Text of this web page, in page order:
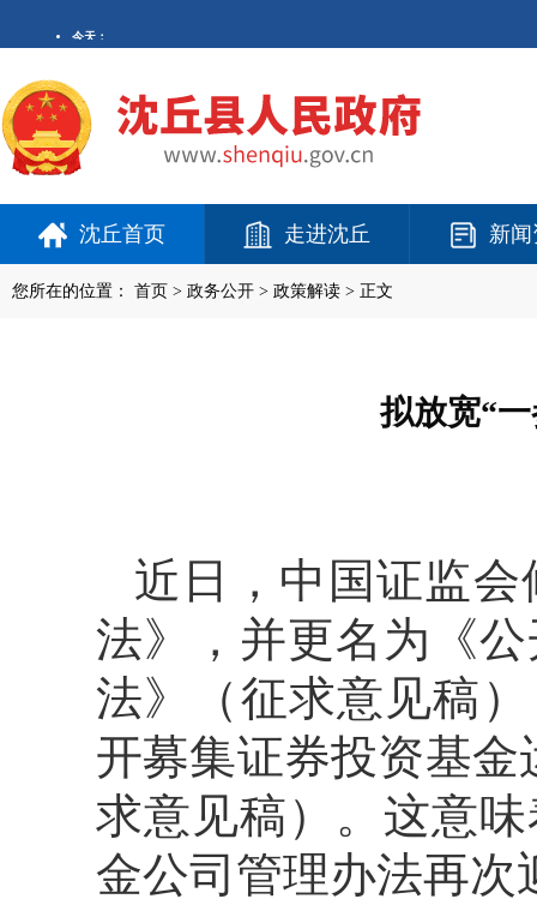
沈丘首页 走进沈丘 新
您所在的位置： 首页 > 政务公开 > 政策解读 > 正文
拟放宽“
近日，中国证监
法》，并更名为《
法》（征求意见稿
开募集证券投资基
求意见稿）。这意
金公司管理办法再次